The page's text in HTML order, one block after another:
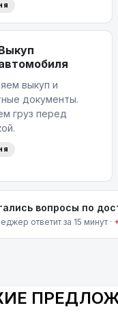
выкуп и
документы.
груз перед
вопросы по
ответит за 15 минут ·